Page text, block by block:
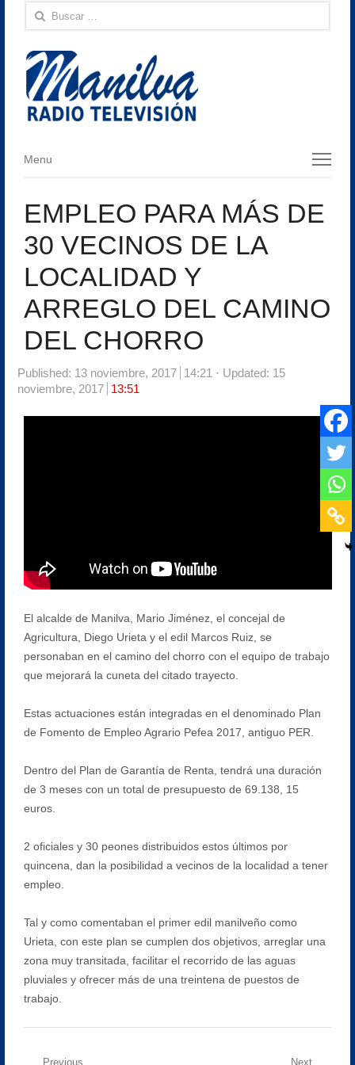
Buscar:
Menu
Menu
EMPLEO PARA MÁS DE
30 VECINOS DE LA
LOCALIDAD Y
ARREGLO DEL CAMINO
DEL CHORRO
Published: 13 noviembre, 2017 14:21
Updated: 15
noviembre, 2017
13:51
El alcalde de Manilva, Mario Jiménez, el concejal de
Agricultura, Diego Urieta y el edil Marcos Ruiz, se
personaban en el camino del chorro con el equipo de trabajo
que mejorará la cuneta del citado trayecto.
Estas actuaciones están integradas en el denominado Plan
de Fomento de Empleo Agrario Pefea 2017, antiguo PER.
Dentro del Plan de Garantía de Renta, tendrá una duración
de 3 meses con un total de presupuesto de 69.138, 15
euros.
2 oficiales y 30 peones distribuidos estos últimos por
quincena, dan la posibilidad a vecinos de la localidad a tener
empleo.
Tal y como comentaban el primer edil manilveño como
Urieta, con este plan se cumplen dos objetivos, arreglar una
zona muy transitada, facilitar el recorrido de las aguas
pluviales y ofrecer más de una treintena de puestos de
trabajo.
Previous Next